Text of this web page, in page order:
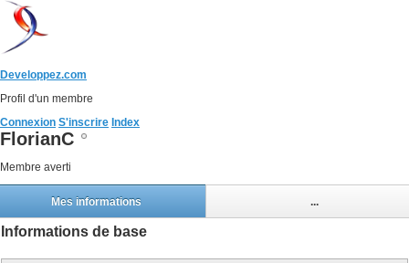
Developpez.com
Profil d'un membre
Connexion S'inscrire Index
FlorianC
Membre averti
Mes informations ...
Informations de base